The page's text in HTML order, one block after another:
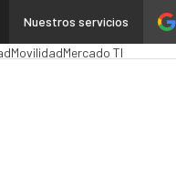
Nuestros servicios
PúblicaMarTechCloud
MovilidadMercado TI